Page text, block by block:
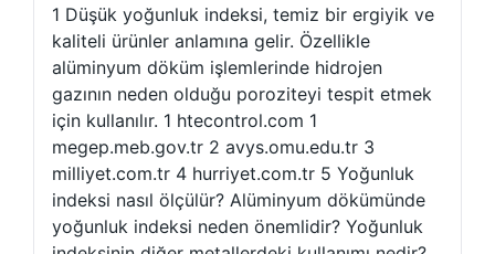
1 Düşük yoğunluk indeksi, temiz bir ergiyik ve
kaliteli ürünler anlamına gelir. Özellikle
alüminyum döküm işlemlerinde hidrojen
gazının neden olduğu poroziteyi tespit etmek
için kullanılır. 1 htecontrol.com 1
megep.meb.gov.tr 2 avys.omu.edu.tr 3
milliyet.com.tr 4 hurriyet.com.tr 5 Yoğunluk
indeksi nasıl ölçülür? Alüminyum dökümünde
yoğunluk indeksi neden önemlidir? Yoğunluk